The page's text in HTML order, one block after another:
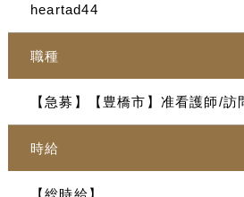
heartad44
職種
【急募】【豊橋市】准看護師/訪
時給
【総時給】